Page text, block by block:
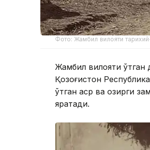
Фото: Жамбил вилояти
Жамбил вилояти ўтган
Қозоғистон
ўтган аср ва ҳозирги
яратади.